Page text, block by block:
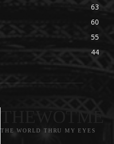
63
60
55
44
THE WORLD THRU MY EYES